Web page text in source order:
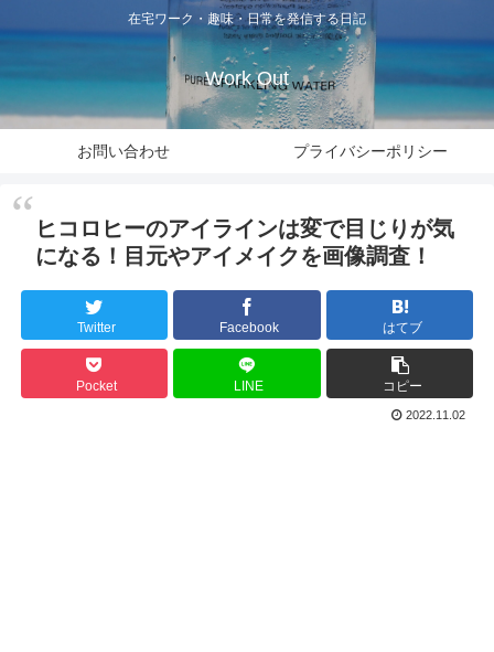
在宅ワーク・趣味・日常を発信する日記
Work Out
お問い合わせ プライバシーポリシー
ヒコロヒーのアイラインは変で目じりが気
になる！目元やアイメイクを画像調査！
Twitter Facebook はてブ
Pocket LINE コピー
2022.11.02